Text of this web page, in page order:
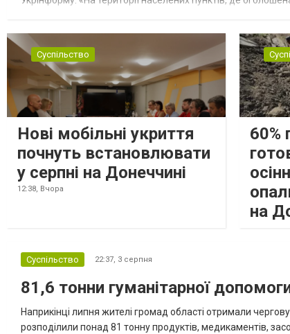
Суспільство
Нові мобільні укриття
почнуть встановлювати
у серпні на Донеччині
12:38, Вчора
60%
на
Суспільство 22:37, 3 серпня
81,6 тонни гуманітарної
Наприкінці липня жителі громад області отримали
розподілили понад 81 тонну продуктів, медикаментів,